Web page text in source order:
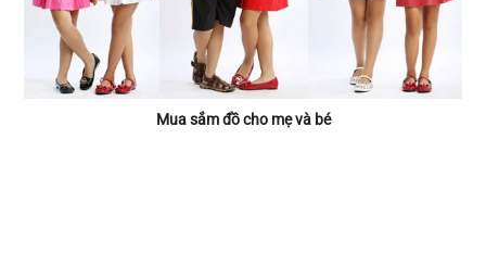
Mua sắm đồ cho mẹ và bé